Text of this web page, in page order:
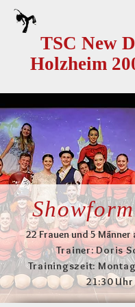
TSC New
Holzheim
22 Frauen und 5 Männer
Trainer: Doris
Trainingszeit:
21:30 Uhr